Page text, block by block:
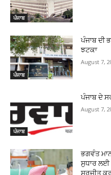
ਪੰਜਾਬ
ਪੰਜਾਬ
ਪੰਜਾਬ ਦੀ
ਝਟਕਾ
August 7,
ਪੰਜਾਬ
ਪੰਜਾਬ ਦੇ
August 7,
ਭਗਵੰਤ
ਸੁਧਾਰ ਲਈ
ਸੁਰਜੀਤ